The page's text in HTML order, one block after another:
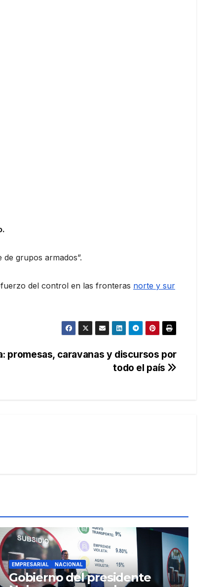
grupos armados”.
del control en las fronteras norte y sur
promesas, caravanas y discursos por
todo el país
EMPRESARIAL NACIONAL
Gobierno del presidente